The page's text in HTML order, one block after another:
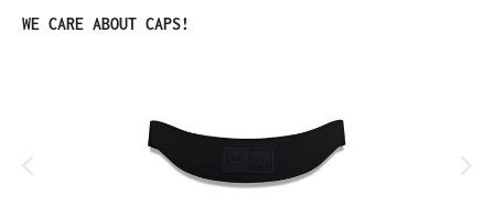
Spring produktgalleriet over
WE CARE ABOUT CAPS!